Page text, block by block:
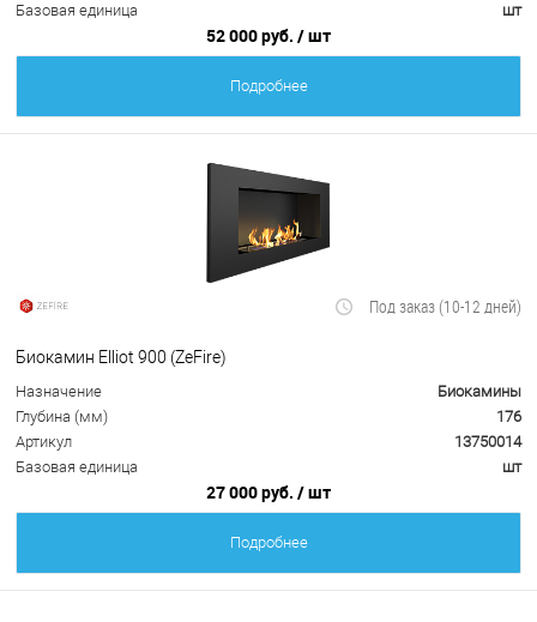
Базовая единица
шт
52 000 руб. / шт
Подробнее
Под заказ (10-12 дней)
Биокамин Elliot 900 (ZeFire)
Назначение
Биокамины
Глубина (мм)
176
Артикул
13750014
Базовая единица
шт
27 000 руб. / шт
Подробнее